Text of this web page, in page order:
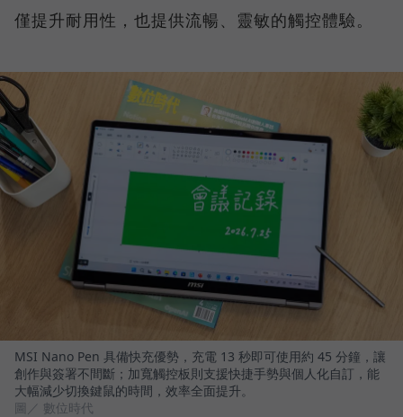
僅提升耐用性，也提供流暢、靈敏的觸控體驗。
MSI Nano Pen 具備快充優勢，充電 13 秒即可使用約 45 分鐘，讓
創作與簽署不間斷；加寬觸控板則支援快捷手勢與個人化自訂，能
大幅減少切換鍵鼠的時間，效率全面提升。
圖／ 數位時代